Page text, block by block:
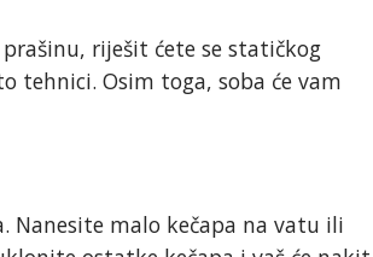
riješit ćete se statičkog
tehnici. Osim toga, soba će vam
Nanesite malo kečapa na vatu ili